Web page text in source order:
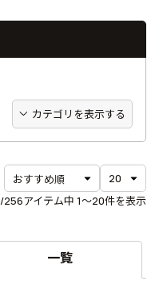
256アイテム中 1〜20件を表示
一覧
カテゴリを表示する